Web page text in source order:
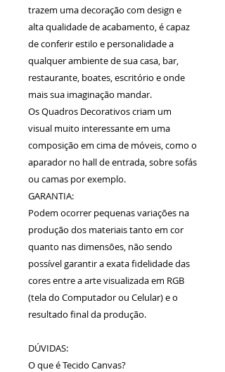
trazem uma decoração com design e
alta qualidade de acabamento, é capaz
de conferir estilo e personalidade a
qualquer ambiente de sua casa, bar,
restaurante, boates, escritório e onde
mais sua imaginação mandar.
Os Quadros Decorativos criam um
visual muito interessante em uma
composição em cima de móveis, como o
aparador no hall de entrada, sobre sofás
ou camas por exemplo.
GARANTIA:
Podem ocorrer pequenas variações na
produção dos materiais tanto em cor
quanto nas dimensões, não sendo
possível garantir a exata fidelidade das
cores entre a arte visualizada em RGB
(tela do Computador ou Celular) e o
resultado final da produção.
DÚVIDAS:
O que é Tecido Canvas?